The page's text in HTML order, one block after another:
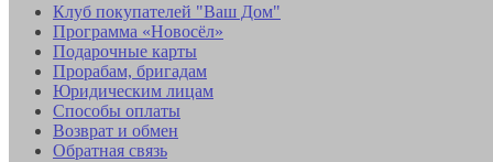
Клуб покупателей "Ваш Дом"
Программа «Новосёл»
Подарочные карты
Прорабам, бригадам
Юридическим лицам
Способы оплаты
Возврат и обмен
Обратная связь